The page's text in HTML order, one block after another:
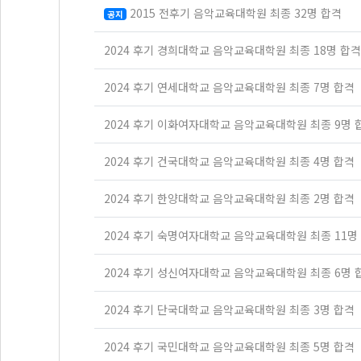
공지 2015 전후기 음악교육대학원 최종 32명 합격
2024 후기 경희대학교 음악교육대학원 최종 18명 합격
2024 후기 연세대학교 음악교육대학원 최종 7명 합격
2024 후기 이화여자대학교 음악교육대학원 최종 9명
2024 후기 건국대학교 음악교육대학원 최종 4명 합격
2024 후기 한양대학교 음악교육대학원 최종 2명 합격
2024 후기 숙명여자대학교 음악교육대학원 최종 11명
2024 후기 성신여자대학교 음악교육대학원 최종 6명
2024 후기 단국대학교 음악교육대학원 최종 3명 합격
2024 후기 국민대학교 음악교육대학원 최종 5명 합격